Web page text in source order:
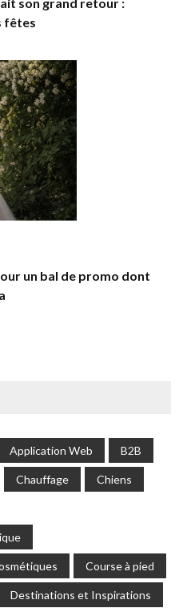
fêtes
un bal de promo dont
Application Web B2B
Chauffage Chiens
Course à pied
Destinations et Inspirations